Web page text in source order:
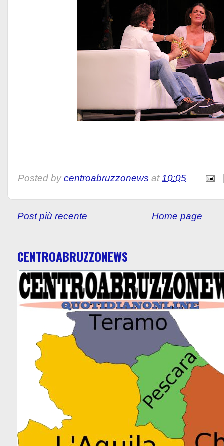
Posted by centroabruzzonews at10:05
Post più recente Home page
CENTROABRUZZONEWS